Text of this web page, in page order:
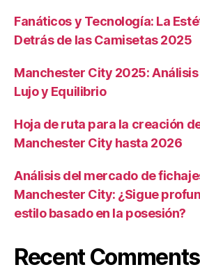
Fanáticos y Tecnología: La
Detrás de las Camisetas 2025
Manchester City 2025:
Lujo y Equilibrio
Hoja de ruta para la creación
Manchester City hasta 2026
Análisis del mercado de
Manchester City: ¿Sigue
estilo basado en la posesión?
Recent Comments